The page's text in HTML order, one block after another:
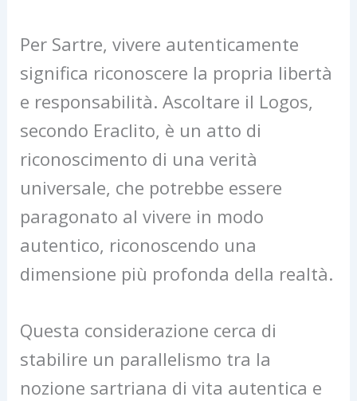
Per Sartre, vivere autenticamente
significa riconoscere la propria libertà
e responsabilità. Ascoltare il Logos,
secondo Eraclito, è un atto di
riconoscimento di una verità
universale, che potrebbe essere
paragonato al vivere in modo
autentico, riconoscendo una
dimensione più profonda della realtà.
Questa considerazione cerca di
stabilire un parallelismo tra la
nozione sartriana di vita autentica e